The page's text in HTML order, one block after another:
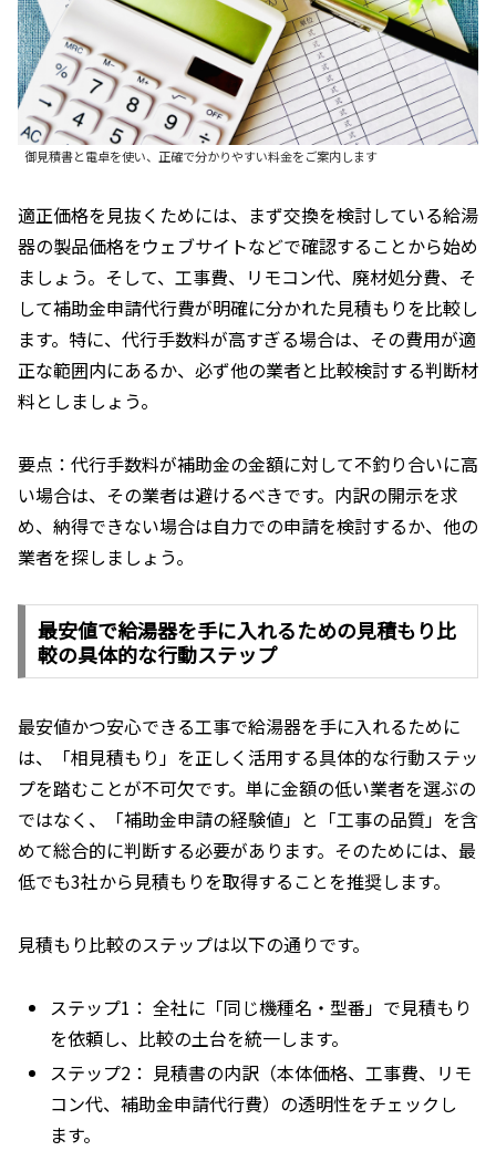
御見積書と電卓を使い、正確で分かりやすい料金をご案内します
適正価格を見抜くためには、まず交換を検討している給湯
器の製品価格をウェブサイトなどで確認することから始め
ましょう。そして、工事費、リモコン代、廃材処分費、そ
して補助金申請代行費が明確に分かれた見積もりを比較し
ます。特に、代行手数料が高すぎる場合は、その費用が適
正な範囲内にあるか、必ず他の業者と比較検討する判断材
料としましょう。
要点：代行手数料が補助金の金額に対して不釣り合いに高
い場合は、その業者は避けるべきです。内訳の開示を求
め、納得できない場合は自力での申請を検討するか、他の
業者を探しましょう。
最安値で給湯器を手に入れるための見積もり比
較の具体的な行動ステップ
最安値かつ安心できる工事で給湯器を手に入れるために
は、「相見積もり」を正しく活用する具体的な行動ステッ
プを踏むことが不可欠です。単に金額の低い業者を選ぶの
ではなく、「補助金申請の経験値」と「工事の品質」を含
めて総合的に判断する必要があります。そのためには、最
低でも3社から見積もりを取得することを推奨します。
見積もり比較のステップは以下の通りです。
ステップ1： 全社に「同じ機種名・型番」で見積もり
を依頼し、比較の土台を統一します。
ステップ2： 見積書の内訳（本体価格、工事費、リモ
コン代、補助金申請代行費）の透明性をチェックし
ます。